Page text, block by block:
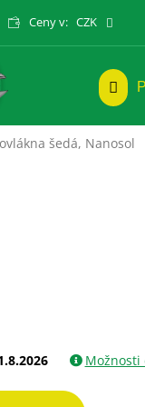
Ceny v: CZK
šedá, Nanosol